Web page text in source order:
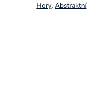
Hory, Abstraktní